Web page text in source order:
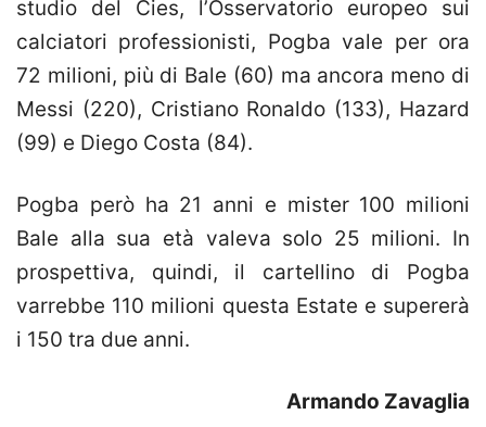
studio del Cies, l’Osservatorio europeo sui
calciatori professionisti, Pogba vale per ora
72 milioni, più di Bale (60) ma ancora meno di
Messi (220), Cristiano Ronaldo (133), Hazard
(99) e Diego Costa (84).
Pogba però ha 21 anni e mister 100 milioni
Bale alla sua età valeva solo 25 milioni. In
prospettiva, quindi, il cartellino di Pogba
varrebbe 110 milioni questa Estate e supererà
i 150 tra due anni.
Armando Zavaglia